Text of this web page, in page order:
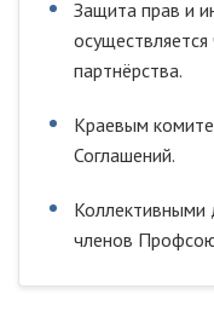
Защита прав и
осуществляется
партнёрства.
Краевым
Соглашений.
Коллективными
членов